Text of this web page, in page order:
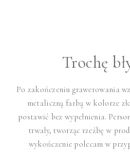
Trochę
Po zakończeniu grawerowania
metaliczną farbą w kolorze
postawić bez wypełnienia.
trwały, tworząc rzeźbę w
wykończenie polecam w